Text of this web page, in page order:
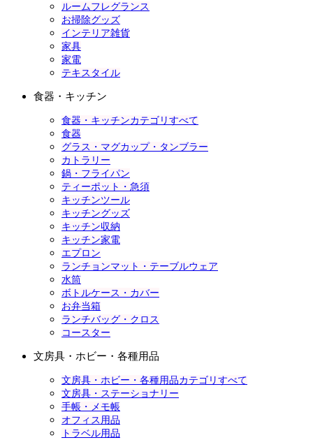
ルームフレグランス
お掃除グッズ
インテリア雑貨
家具
家電
テキスタイル
食器・キッチン
食器・キッチンカテゴリすべて
食器
グラス・マグカップ・タンブラー
カトラリー
鍋・フライパン
ティーポット・急須
キッチンツール
キッチングッズ
キッチン収納
キッチン家電
エプロン
ランチョンマット・テーブルウェア
水筒
ボトルケース・カバー
お弁当箱
ランチバッグ・クロス
コースター
文房具・ホビー・各種用品
文房具・ホビー・各種用品カテゴリすべて
文房具・ステーショナリー
手帳・メモ帳
オフィス用品
トラベル用品